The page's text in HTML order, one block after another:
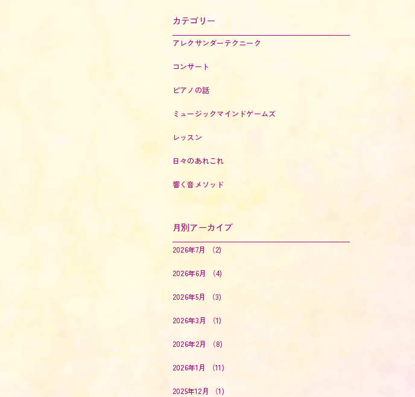
カテゴリー
アレクサンダーテクニーク
コンサート
ピアノの話
ミュージックマインドゲームズ
レッスン
日々のあれこれ
響く音メソッド
月別アーカイブ
2026年7月 （2)
2026年6月 （4)
2026年5月 （3)
2026年3月 （1)
2026年2月 （8)
2026年1月 （11)
2025年12月 （1)